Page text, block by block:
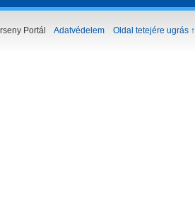
Portál Adatvédelem Oldal tetejére ugrás ↑